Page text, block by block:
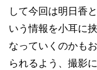
して今回は明日香
いう情報を小耳に
なっていくのかも
られるよう、撮影